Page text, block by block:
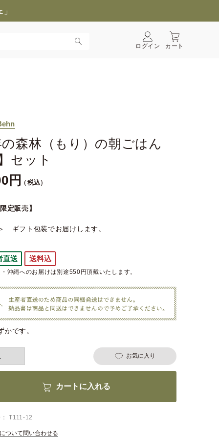
ログイン カート
森林（もり）の朝ごはん
セット
税込
定販売】
ギフト包装でお届けします。
直送 送料込
沖縄へのお届けは別途550円頂戴いたします。
かです。
お気に入り
カートに入れる
T111-12
ついて問い合わせる